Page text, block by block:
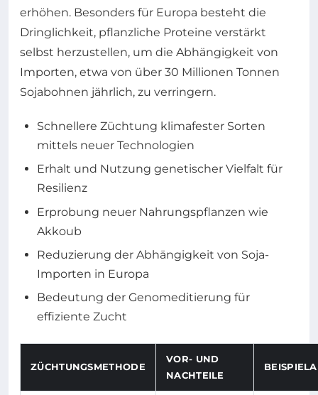
erhöhen. Besonders für Europa besteht die
Dringlichkeit, pflanzliche Proteine verstärkt
selbst herzustellen, um die Abhängigkeit von
Importen, etwa von über 30 Millionen Tonnen
Sojabohnen jährlich, zu verringern.
Schnellere Züchtung klimafester Sorten
mittels neuer Technologien
Erhalt und Nutzung genetischer Vielfalt für
Resilienz
Erprobung neuer Nahrungspflanzen wie
Akkoub
Reduzierung der Abhängigkeit von Soja-
Importen in Europa
Bedeutung der Genomeditierung für
effiziente Zucht
ZÜCHTUNGSMETHODE
VOR- UND
NACHTEILE